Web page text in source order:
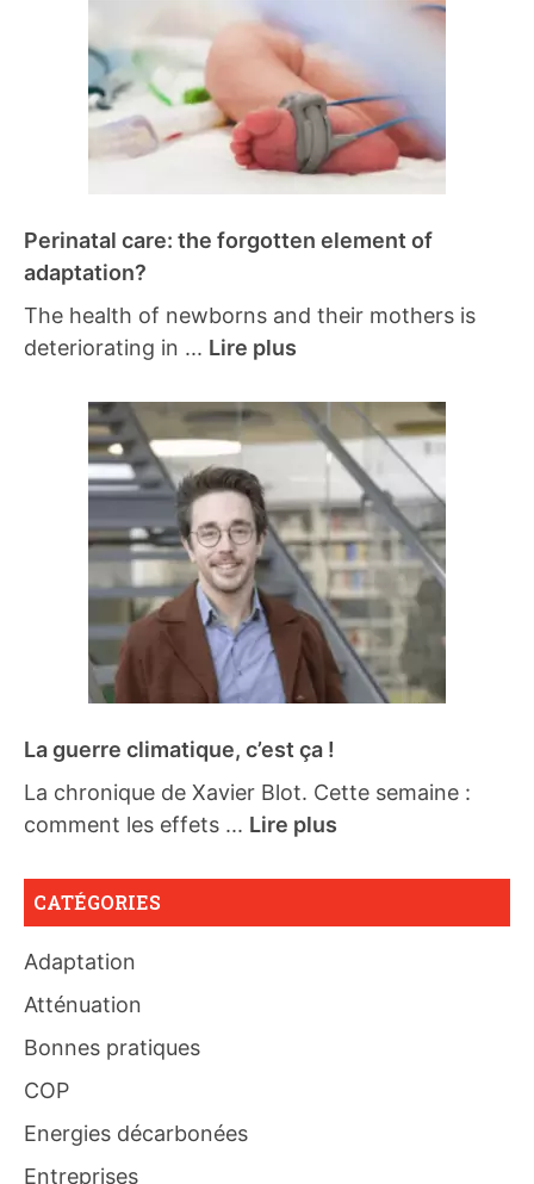
Perinatal care: the forgotten element of
adaptation?
The health of newborns and their mothers is
deteriorating in ... Lire plus
La guerre climatique, c’est ça !
La chronique de Xavier Blot. Cette semaine :
comment les effets ... Lire plus
CATÉGORIES
Adaptation
Atténuation
Bonnes pratiques
COP
Energies décarbonées
Entreprises